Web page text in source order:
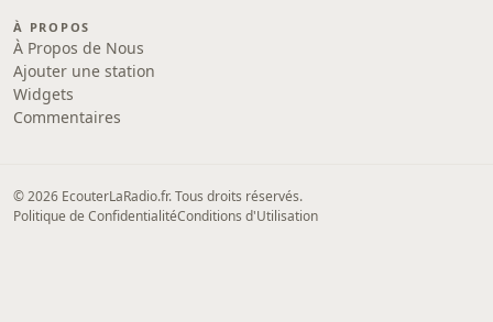
À PROPOS
À Propos de Nous
Ajouter une station
Widgets
Commentaires
© 2026 EcouterLaRadio.fr. Tous droits réservés.
Politique de ConfidentialitéConditions d'Utilisation